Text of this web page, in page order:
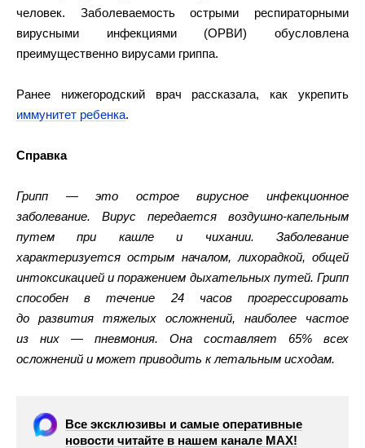
человек. Заболеваемость острыми респираторными
вирусными инфекциями (ОРВИ) обусловлена
преимущественно вирусами гриппа.
Ранее нижегородский врач рассказала, как укрепить
иммунитет ребенка.
Справка
Грипп — это острое вирусное инфекционное
заболевание. Вирус передается воздушно-капельным
путем при кашле и чихании. Заболевание
характеризуется острым началом, лихорадкой, общей
интоксикацией и поражением дыхательных путей. Грипп
способен в течение 24 часов прогрессировать
до развития тяжелых осложнений, наиболее частое
из них — пневмония. Она составляет 65% всех
осложнений и может приводить к летальным исходам.
Все эксклюзивы и самые оперативные
новости читайте в нашем канале МАХ!